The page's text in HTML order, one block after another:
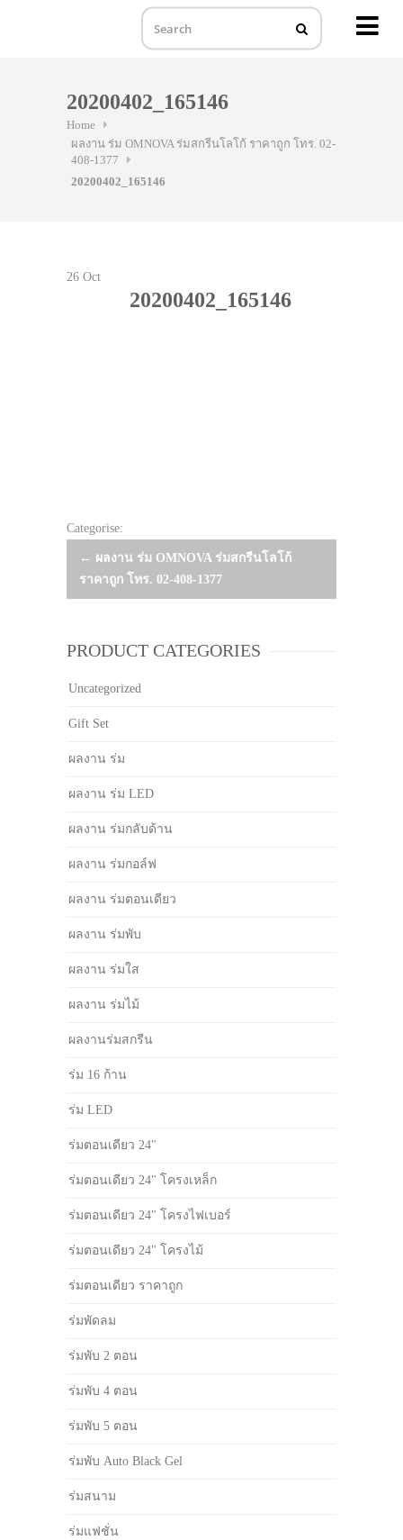
20200402_165146
Home
ผลงาน ร่ม OMNOVA ร่มสกรีนโลโก้ ราคาถูก โทร. 02-
408-1377
20200402_165146
26 Oct
20200402_165146
Categorise:
Post
navigation
← ผลงาน ร่ม OMNOVA ร่มสกรีนโลโก้
ราคาถูก โทร. 02-408-1377
PRODUCT CATEGORIES
Uncategorized
Gift Set
ผลงาน ร่ม
ผลงาน ร่ม LED
ผลงาน ร่มกลับด้าน
ผลงาน ร่มกอล์ฟ
ผลงาน ร่มตอนเดียว
ผลงาน ร่มพับ
ผลงาน ร่มใส
ผลงาน ร่มไม้
ผลงานร่มสกรีน
ร่ม 16 ก้าน
ร่ม LED
ร่มตอนเดียว 24"
ร่มตอนเดียว 24" โครงเหล็ก
ร่มตอนเดียว 24" โครงไฟเบอร์
ร่มตอนเดียว 24" โครงไม้
ร่มตอนเดียว ราคาถูก
ร่มพัดลม
ร่มพับ 2 ตอน
ร่มพับ 4 ตอน
ร่มพับ 5 ตอน
ร่มพับ Auto Black Gel
ร่มสนาม
ร่มแฟชั่น